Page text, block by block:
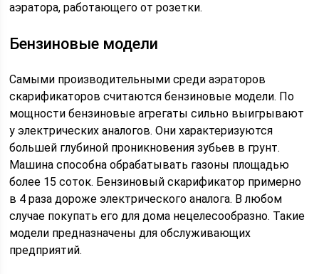
аэратора, работающего от розетки.
Бензиновые модели
Самыми производительными среди аэраторов
скарификаторов считаются бензиновые модели. По
мощности бензиновые агрегаты сильно выигрывают
у электрических аналогов. Они характеризуются
большей глубиной проникновения зубьев в грунт.
Машина способна обрабатывать газоны площадью
более 15 соток. Бензиновый скарификатор примерно
в 4 раза дороже электрического аналога. В любом
случае покупать его для дома нецелесообразно. Такие
модели предназначены для обслуживающих
предприятий.